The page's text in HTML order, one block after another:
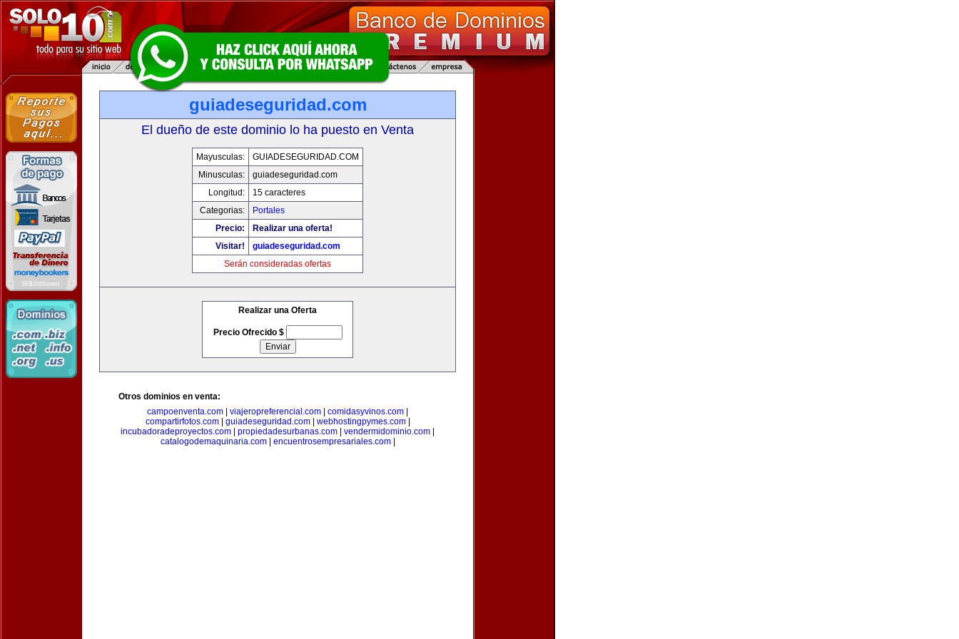
guiadeseguridad.com
El dueño de este dominio lo ha puesto en Venta
Mayusculas:
GUIADESEGURIDAD.COM
Minusculas:
guiadeseguridad.com
Longitud:
15 caracteres
Categorias:
Portales
Precio:
Realizar una oferta!
Visitar!
guiadeseguridad.com
Serán consideradas ofertas
Realizar una Oferta
Precio Ofrecido $
Otros dominios en venta:
campoenventa.com
viajeropreferencial.com comidasyvinos.com
compartirfotos.com| guiadeseguridad.com| webhostingpymes.com|
incubadoradeproyectos.com
propiedadesurbanas.com vendermidominio.com
catalogodemaquinaria.com| encuentrosempresariales.com|